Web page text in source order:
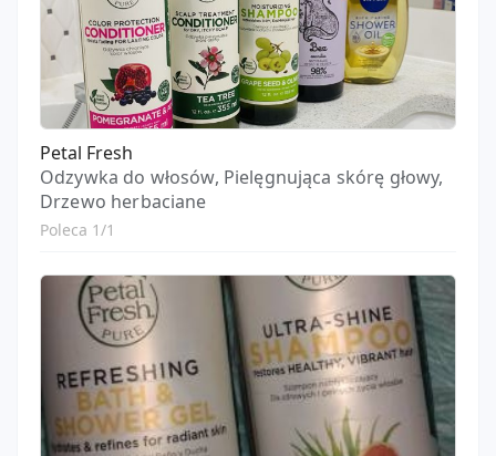
Petal Fresh
Odzywka do włosów, Pielęgnująca skórę głowy,
Drzewo herbaciane
Poleca 1/1